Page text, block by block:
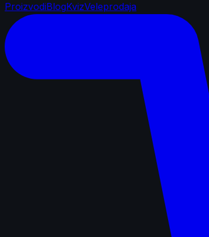
ProizvodiBlogKvizVeleprodaja